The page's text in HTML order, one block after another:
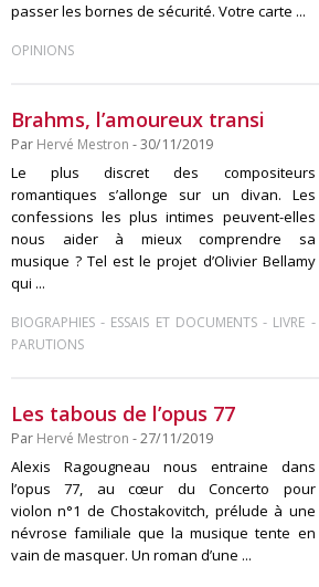
passer les bornes de sécurité. Votre carte ...
OPINIONS
Brahms, l’amoureux transi
Par Hervé Mestron - 30/11/2019
Le plus discret des compositeurs
romantiques s’allonge sur un divan. Les
confessions les plus intimes peuvent-elles
nous aider à mieux comprendre sa
musique ? Tel est le projet d’Olivier Bellamy
qui ...
BIOGRAPHIES - ESSAIS ET DOCUMENTS- LIVRE -
PARUTIONS
Les tabous de l’opus 77
Par Hervé Mestron - 27/11/2019
Alexis Ragougneau nous entraine dans
l’opus 77, au cœur du Concerto pour
violon n°1 de Chostakovitch, prélude à une
névrose familiale que la musique tente en
vain de masquer. Un roman d’une ...